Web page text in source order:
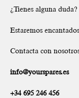
¿Tienes alguna duda?
Estaremos
Contacta con
info@yourspares.es
+34 695 246 456